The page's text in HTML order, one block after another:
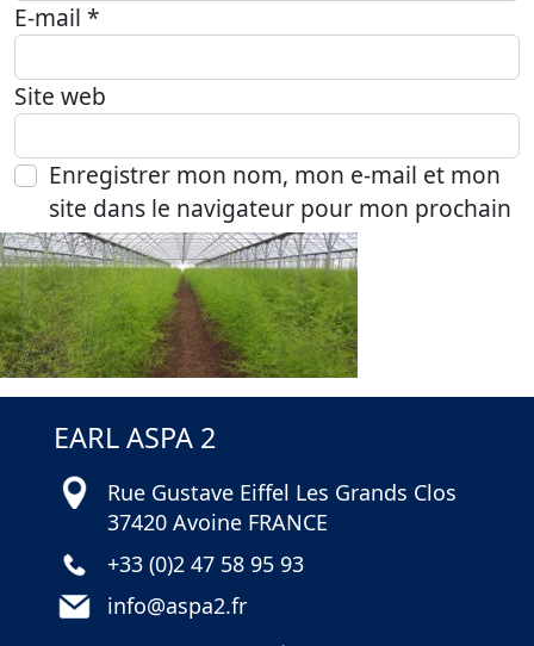
E-mail *
Site web
Enregistrer mon nom, mon e-mail et mon
site dans le navigateur pour mon prochain
commentaire.
EARL ASPA 2
Rue Gustave Eiffel Les Grands Clos
37420 Avoine FRANCE
+33 (0)2 47 58 95 93
info@aspa2.fr